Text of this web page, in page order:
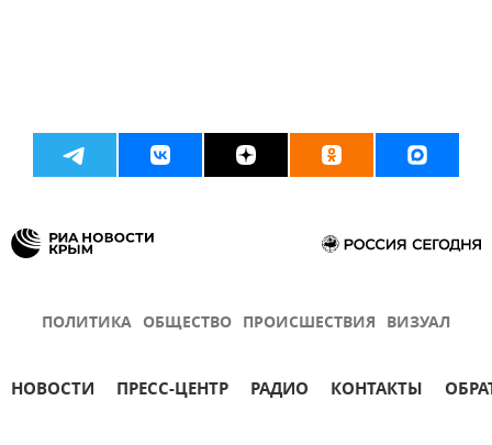
ПОЛИТИКА ОБЩЕСТВО ПРОИСШЕСТВИЯ ВИЗУАЛ
НОВОСТИ ПРЕСС-ЦЕНТР РАДИО КОНТАКТЫ